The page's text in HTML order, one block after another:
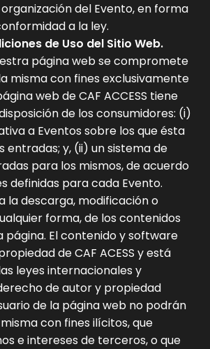
del Evento, en forma
a la ley.
de Uso del Sitio Web.
página web se compromete
misma con fines exclusivamente
web de CAF ACCESS tiene
de los consumidores: (i)
a Eventos sobre los que ésta
entradas; y, (ii) un sistema de
para los mismos, de acuerdo
definidas para cada Evento.
la descarga, modificación o
forma, de los contenidos
página. El contenido y software
de CAF ACESS y está
leyes internacionales y
de autor y propiedad
de la página web no podrán
con fines ilícitos, que
e intereses de terceros, o que